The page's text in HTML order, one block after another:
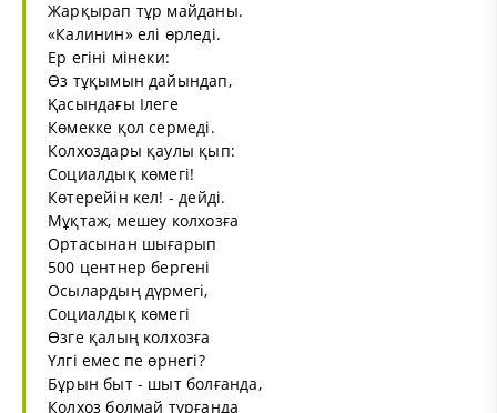
Жарқырап тұр майданы.
«Калинин» елі өрледі.
Ер егіні мінеки:
Өз тұқымын дайындап,
Қасындағы Ілеге
Көмекке қол сермеді.
Колхоздары қаулы қып:
Социалдық көмегі!
Көтерейін кел! - дейді.
Мұқтаж, мешеу колхозға
Ортасынан шығарып
500 центнер бергені
Осылардың дүрмегі,
Социалдық көмегі
Өзге қалың колхозға
Үлгі емес пе өрнегі?
Бұрын быт - шыт болғанда,
Колхоз болмай тұрғанда